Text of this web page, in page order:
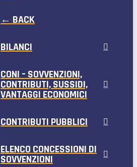
← BACK
BILANCI
CONI – SOVVENZIONI,
CONTRIBUTI, SUSSIDI,
VANTAGGI ECONOMICI
CONTRIBUTI PUBBLICI
ELENCO CONCESSIONI DI
SOVVENZIONI